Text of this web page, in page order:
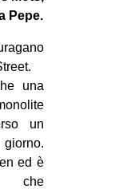
Pepe.
una
un
ed è
che